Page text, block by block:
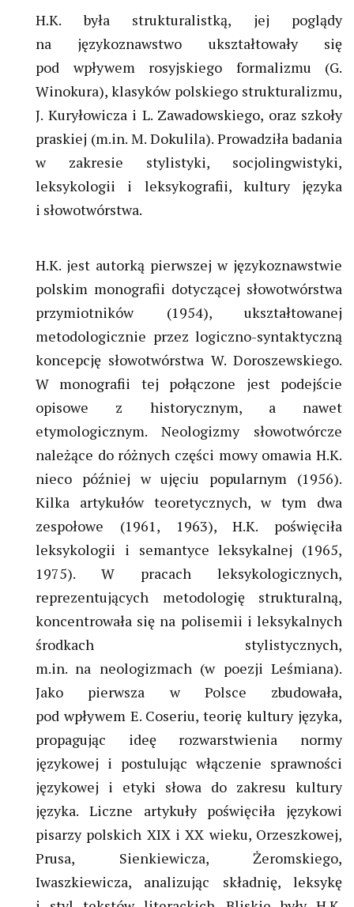
H.K. była strukturalistką, jej poglądy
na językoznawstwo ukształtowały się
pod wpływem rosyjskiego formalizmu (G.
Winokura), klasyków polskiego strukturalizmu,
J. Kuryłowicza i L. Zawadowskiego, oraz szkoły
praskiej (m.in. M. Dokulila). Prowadziła badania
w zakresie stylistyki, socjolingwistyki,
leksykologii i leksykografii, kultury języka
i słowotwórstwa.
H.K. jest autorką pierwszej w językoznawstwie
polskim monografii dotyczącej słowotwórstwa
przymiotników (1954), ukształtowanej
metodologicznie przez logiczno-syntaktyczną
koncepcję słowotwórstwa W. Doroszewskiego.
W monografii tej połączone jest podejście
opisowe z historycznym, a nawet
etymologicznym. Neologizmy słowotwórcze
należące do różnych części mowy omawia H.K.
nieco później w ujęciu popularnym (1956).
Kilka artykułów teoretycznych, w tym dwa
zespołowe (1961, 1963), H.K. poświęciła
leksykologii i semantyce leksykalnej (1965,
1975). W pracach leksykologicznych,
reprezentujących metodologię strukturalną,
koncentrowała się na polisemii i leksykalnych
środkach stylistycznych,
m.in. na neologizmach (w poezji Leśmiana).
Jako pierwsza w Polsce zbudowała,
pod wpływem E. Coseriu, teorię kultury języka,
propagując ideę rozwarstwienia normy
językowej i postulując włączenie sprawności
językowej i etyki słowa do zakresu kultury
języka. Liczne artykuły poświęciła językowi
pisarzy polskich XIX i XX wieku, Orzeszkowej,
Prusa, Sienkiewicza, Żeromskiego,
Iwaszkiewicza, analizując składnię, leksykę